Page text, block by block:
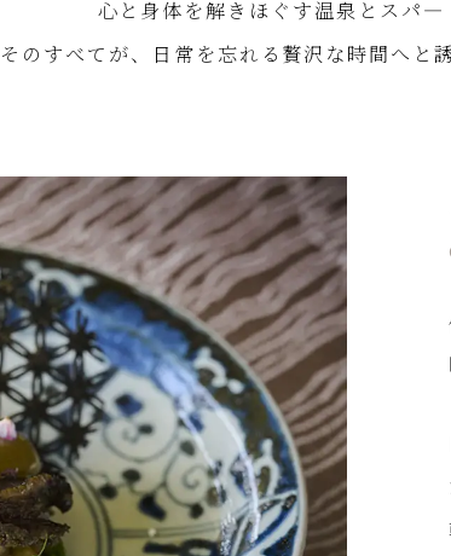
心と身体を解きほぐす温泉とスパ―
そのすべてが、
日常を忘れる贅沢な時間へと